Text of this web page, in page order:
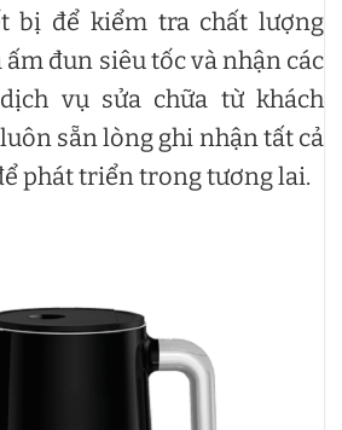
bị để kiểm tra chất lượng
đun siêu tốc và nhận các
vụ sửa chữa từ khách
sẵn lòng ghi nhận tất cả
phát triển trong tương lai.